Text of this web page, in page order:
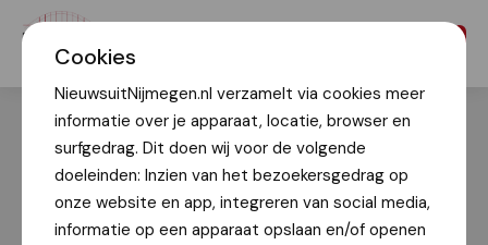
Cookies
NieuwsuitNijmegen.nl verzamelt via cookies meer
informatie over je apparaat, locatie, browser en
surfgedrag. Dit doen wij voor de volgende
doeleinden: Inzien van het bezoekersgedrag op
onze website en app, integreren van social media,
informatie op een apparaat opslaan en/of openen